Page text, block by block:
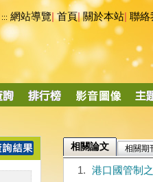
::: 網站導覽|首頁|關於本站 聯絡
相關論文 相關期
1.
港口國管制